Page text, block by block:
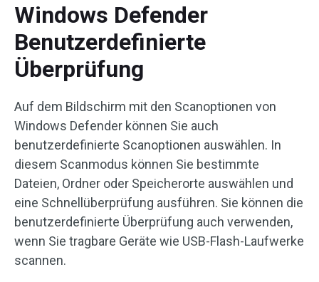
Windows Defender
Benutzerdefinierte
Überprüfung
Auf dem Bildschirm mit den Scanoptionen von
Windows Defender können Sie auch
benutzerdefinierte Scanoptionen auswählen. In
diesem Scanmodus können Sie bestimmte
Dateien, Ordner oder Speicherorte auswählen und
eine Schnellüberprüfung ausführen. Sie können die
benutzerdefinierte Überprüfung auch verwenden,
wenn Sie tragbare Geräte wie USB-Flash-Laufwerke
scannen.